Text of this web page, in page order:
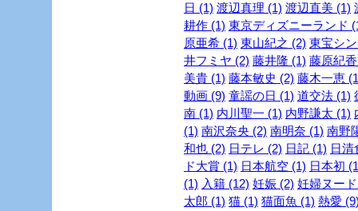
日 (1) 渡辺真理 (1) 渡辺直美 (1)
耕作 (1) 東京ディズニーランド
原亜希 (1) 東山紀之 (2) 東宝シ
井フミヤ (2) 藤井隆 (1) 藤原紀
美貴 (1) 藤本敏史 (2) 藤木一恵
動画 (9) 童謡の日 (1) 道交法 (1)
南 (1) 内川聖一 (1) 内野謙太 (1)
(1) 南沢奈央 (2) 南明奈 (1) 南野
和也 (2) 日テレ (2) 日記 (1) 日清
ド大賞 (1) 日本航空 (1) 日本初
(1) 入籍 (12) 妊娠 (2) 妊婦ヌー
太郎 (1) 猫 (1) 猫面魚 (1) 熱愛